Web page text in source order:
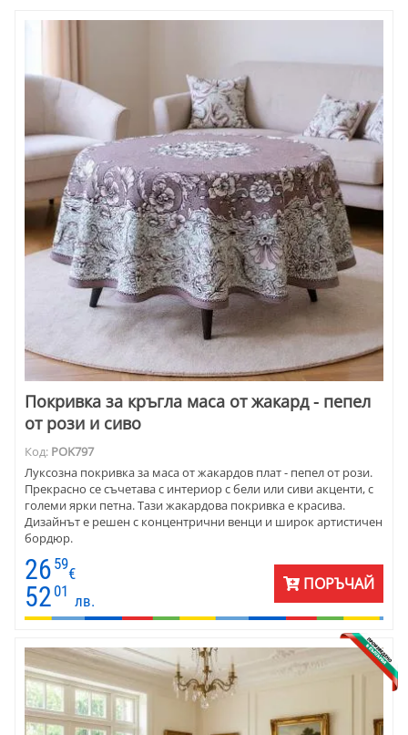
Покривка за кръгла маса от жакард - пепел
от рози и сиво
Код: POK797
Луксозна покривка за маса от жакардов плат - пепел от рози.
Прекрасно се съчетава с интериор с бели или сиви акценти, с
големи ярки петна. Тази жакардова покривка е красива.
Дизайнът е решен с концентрични венци и широк артистичен
бордюр.
26 59
€
52 01
лв.
ПОРЪЧАЙ